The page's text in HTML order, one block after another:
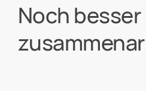
Noch besser